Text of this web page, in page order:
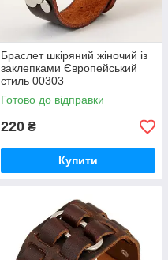
Браслет шкіряний жіночий із
заклепками Європейський
стиль 00303
Готово до відправки
220 ₴
Купити